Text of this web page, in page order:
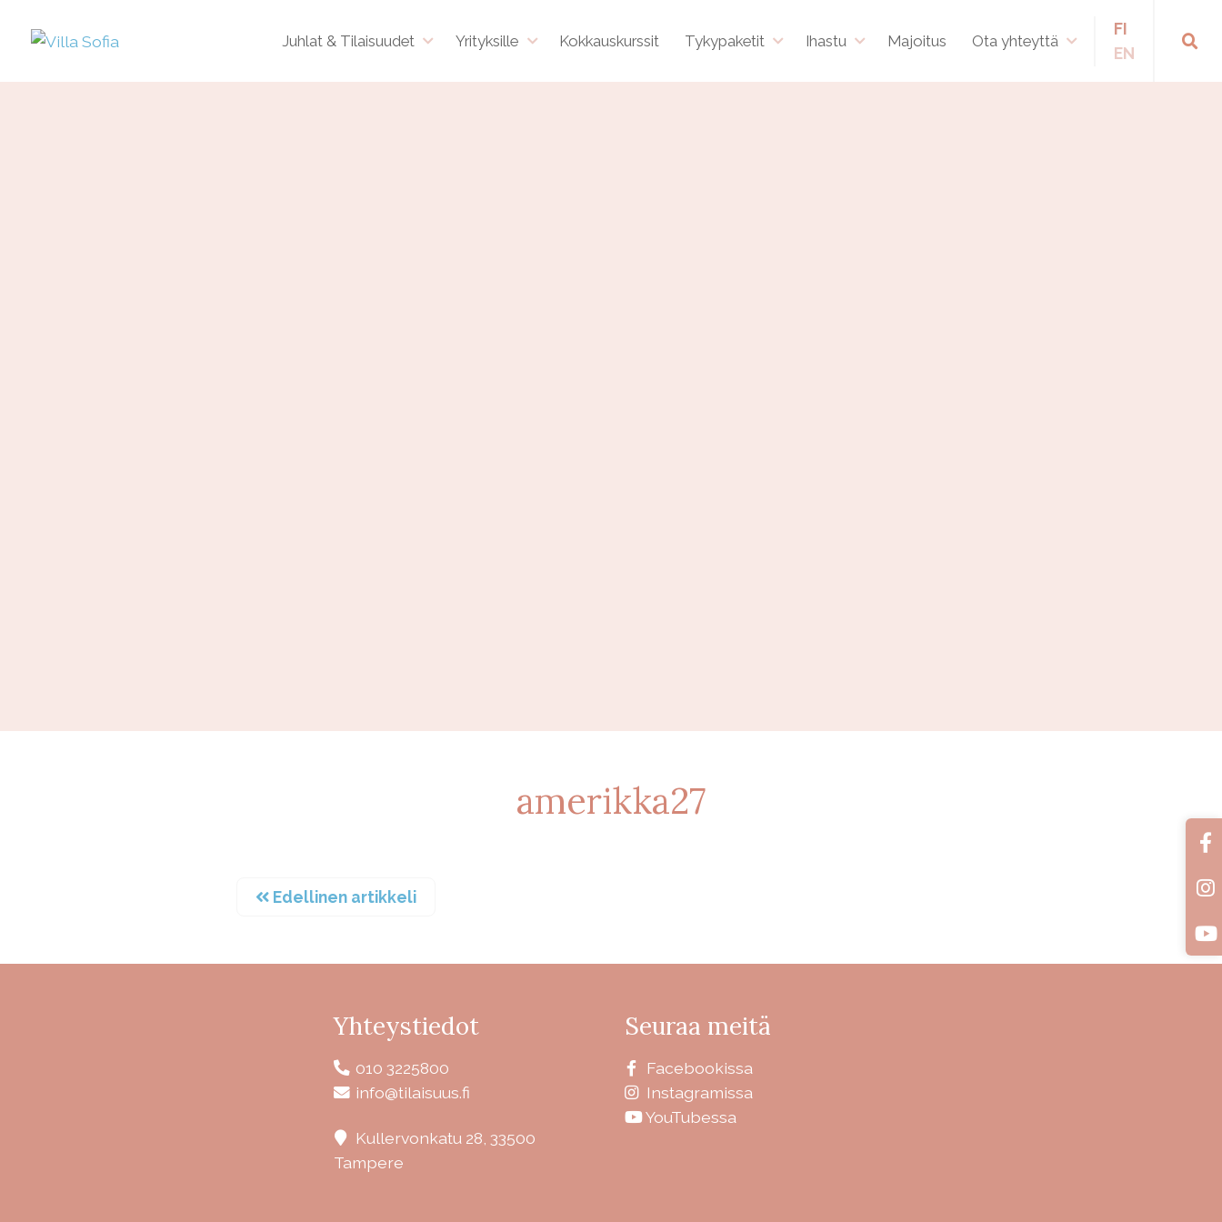
Juhlat & Tilaisuudet Yrityksille Kokkauskurssit Tykypaketit Ihastu Majoitus Ota yhteyttä
FI
EN
amerikka27
Edellinen artikkeli
Yhteystiedot
010 3225800
info@tilaisuus.fi
Kullervonkatu 28, 33500
Tampere
Seuraa meitä
Facebookissa
Instagramissa
YouTubessa